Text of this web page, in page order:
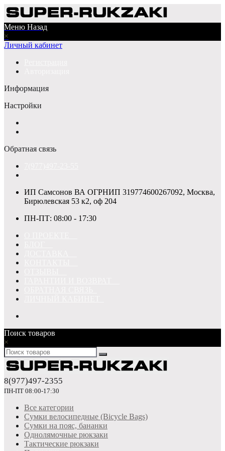
Меню Назад
×
Личный кабинет
Информация
Настройки
Обратная связь
ИП Самсонов ВА ОГРНИП 319774600267092, Москва,
Бирюлевская 53 к2, оф 204
ПН-ПТ: 08:00 - 17:30
Поиск товаров
×
8(977)497-2355
ПН-ПТ 08:00-17:30
Все категории
Сумки велосипедные (Bicycle Bags)
Сумки на пояс, бананки
Однолямочные рюкзаки
Тактические рюкзаки